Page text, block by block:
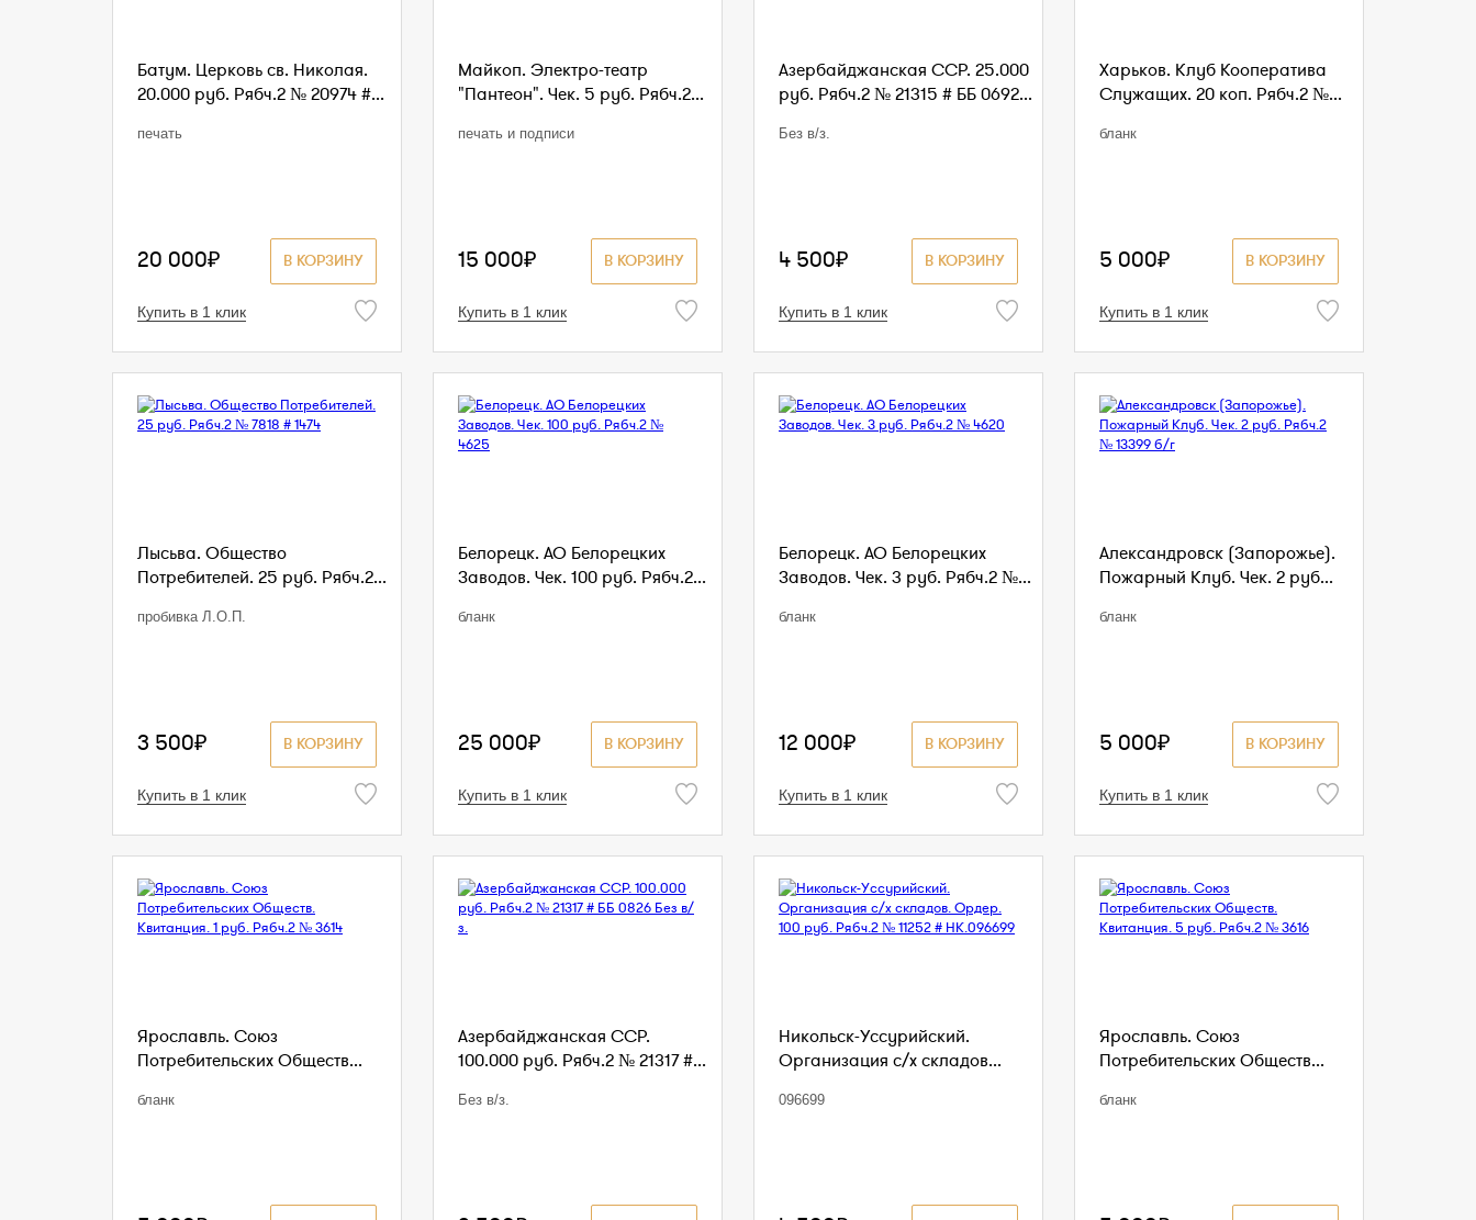
Батум. Церковь св. Николая.
20.000 руб. Рябч.2 № 20974 #...
печать
В КОРЗИНУ
20 000₽
Купить в 1 клик
Майкоп. Электро-театр
"Пантеон". Чек. 5 руб. Рябч.2...
печать и подписи
В КОРЗИНУ
15 000₽
Купить в 1 клик
Азербайджанская ССР. 25.000
руб. Рябч.2 № 21315 # ББ 0692...
Без в/з.
В КОРЗИНУ
4 500₽
Купить в 1 клик
Харьков. Клуб Кооператива
Служащих. 20 коп. Рябч.2 №...
бланк
В КОРЗИНУ
5 000₽
Купить в 1 клик
Лысьва. Общество
Потребителей. 25 руб. Рябч.2...
пробивка Л.О.П.
В КОРЗИНУ
3 500₽
Купить в 1 клик
Белорецк. АО Белорецких
Заводов. Чек. 100 руб. Рябч.2...
бланк
В КОРЗИНУ
25 000₽
Купить в 1 клик
Белорецк. АО Белорецких
Заводов. Чек. 3 руб. Рябч.2 №...
бланк
В КОРЗИНУ
12 000₽
Купить в 1 клик
Александровск (Запорожье).
Пожарный Клуб. Чек. 2 руб...
бланк
В КОРЗИНУ
5 000₽
Купить в 1 клик
Ярославль. Союз
Потребительских Обществ...
бланк
Азербайджанская ССР.
100.000 руб. Рябч.2 № 21317 #...
Без в/з.
Никольск-Уссурийский.
Организация с/х складов...
096699
Ярославль. Союз
Потребительских Обществ...
бланк